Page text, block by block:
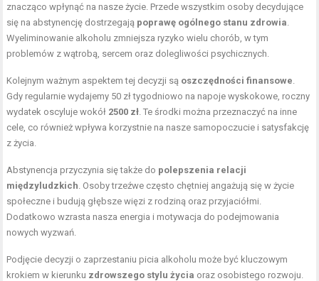
znacząco wpłynąć na nasze życie. Przede wszystkim osoby decydujące
się na abstynencję dostrzegają poprawę ogólnego stanu zdrowia
Wyeliminowanie alkoholu zmniejsza ryzyko wielu chorób, w tym
problemów z wątrobą, sercem oraz dolegliwości psychicznych.
Kolejnym ważnym aspektem tej decyzji są oszczędności finansowe
Gdy regularnie wydajemy 50 zł tygodniowo na napoje wyskokowe, roczny
wydatek oscyluje wokół 2500 zł . Te środki można przeznaczyć na inne
cele, co również wpływa korzystnie na nasze samopoczucie i satysfakcję
z życia.
Abstynencja przyczynia się także do polepszenia relacji
międzyludzkich . Osoby trzeźwe często chętniej angażują się w życie
społeczne i budują głębsze więzi z rodziną oraz przyjaciółmi.
Dodatkowo wzrasta nasza energia i motywacja do podejmowania
nowych wyzwań.
Podjęcie decyzji o zaprzestaniu picia alkoholu może być kluczowym
krokiem w kierunku zdrowszego stylu życia oraz osobistego rozwoju.